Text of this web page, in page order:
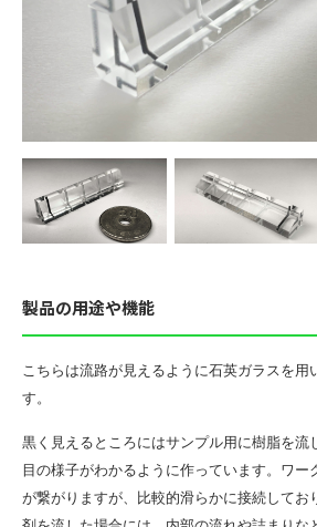
製品の用途や機能
こちらは流路が見えるように石英ガラスを用
す。
黒く見えるところにはサンプル用に樹脂を流
目の様子がわかるように作っています。ワー
が繋がりますが、比較的滑らかに接続してお